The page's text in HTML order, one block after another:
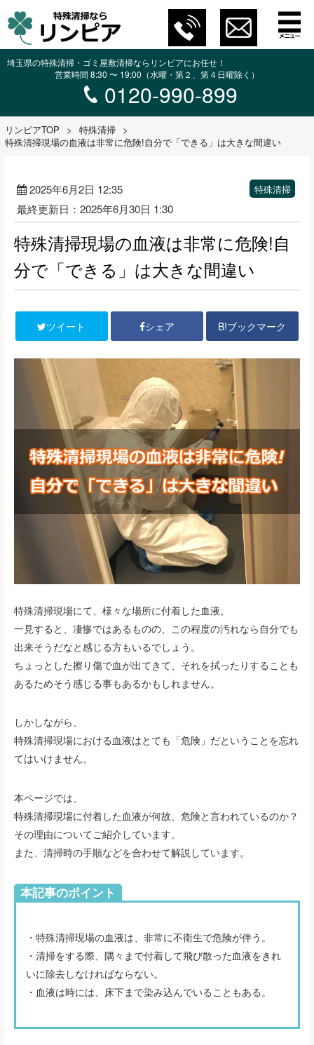
埼玉県の特殊清掃・ゴミ屋敷清掃ならリンピアにお任せ！
営業時間 8:30 〜 19:00（水曜・第２、第４日曜除く）
0120-990-899
リンピアTOP > 特殊清掃 >
特殊清掃現場の血液は非常に危険!自分で「できる」は大きな間違い
2025年6月2日 12:35
最終更新日：2025年6月30日 1:30
特殊清掃
特殊清掃現場の血液は非常に危険!自
分で「できる」は大きな間違い
ツイート シェア B!ブックマーク
特殊清掃現場にて、様々な場所に付着した血液。
一見すると、凄惨ではあるものの、この程度の汚れなら自分でも
出来そうだなと感じる方もいるでしょう。
ちょっとした擦り傷で血が出てきて、それを拭ったりすることも
あるためそう感じる事もあるかもしれません。
しかしながら、
特殊清掃現場における血液はとても「危険」だということを忘れ
てはいけません。
本ページでは、
特殊清掃現場に付着した血液が何故、危険と言われているのか？
その理由についてご紹介しています。
また、清掃時の手順などを合わせて解説しています。
本記事のポイント
・特殊清掃現場の血液は、非常に不衛生で危険が伴う。
・清掃をする際、隅々まで付着して飛び散った血液をきれ
いに除去しなければならない。
・血液は時には、床下まで染み込んでいることもある。